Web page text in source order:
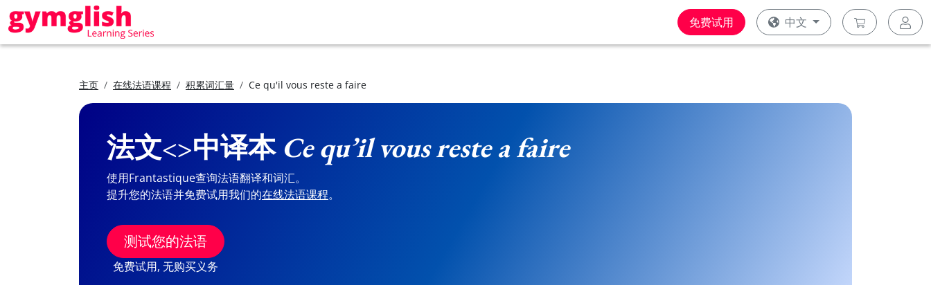
免费试用 中文
主页 在线法语课程 积累词汇量 Ce qu'il vous reste a faire
法文<>中译本 Ce qu’il vous reste a faire
使用Frantastique查询法语翻译和词汇。
提升您的法语并免费试用我们的在线法语课程。
测试您的法语
免费试用, 无购买义务